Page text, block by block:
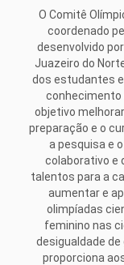
O Comitê
coordenado
desenvolvido
Juazeiro do
dos estudantes
conhecimento
objetivo
preparação e o
a pesquisa e
colaborativo e
talentos para a
aumentar e
olimpíadas
feminino nas
desigualdade
proporciona